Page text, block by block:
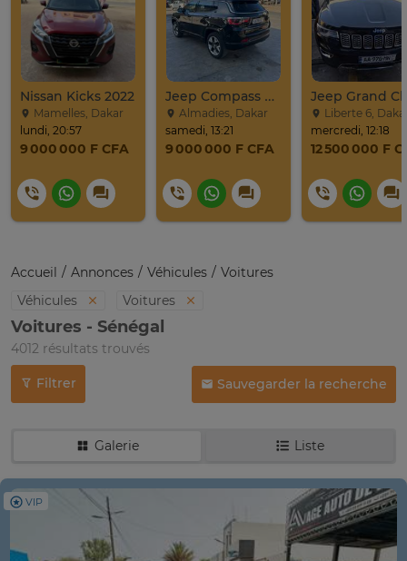
Nissan Kicks 2022
Mamelles, Dakar
lundi, 20:57
9 000 000 F CFA
Jeep Compass SUV Noir Essence Automatique
Almadies, Dakar
samedi, 13:21
9 000 000 F CFA
Liberte 6,
mercredi, 12:18
12 500 000 F
Accueil Annonces Véhicules
Voitures
Véhicules
Voitures
Voitures - Sénégal
4012 résultats trouvés
Filtrer Sauvegarder la recherche
Galerie Liste
VIP